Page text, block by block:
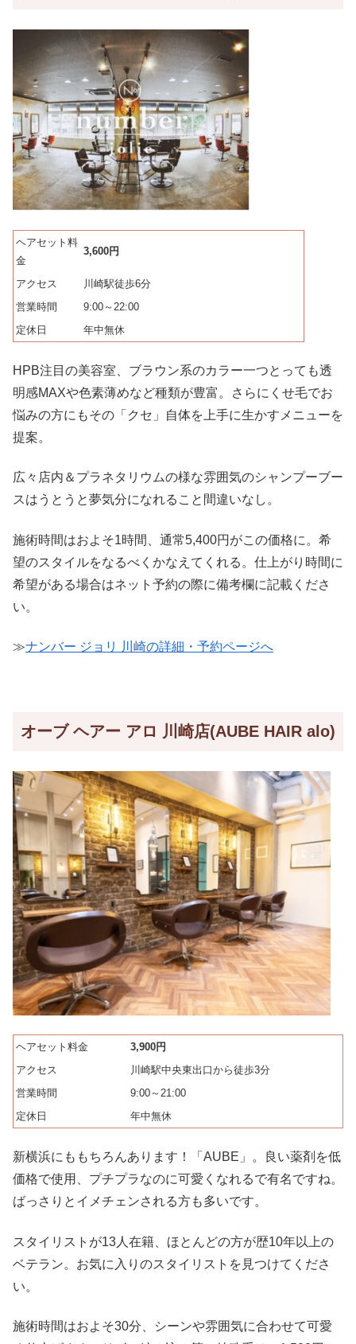
ヘアセット料
金
3,600円
アクセス
川崎駅徒歩6分
営業時間
9:00～22:00
定休日
年中無休
HPB注目の美容室、ブラウン系のカラー一つとっても透
明感MAXや色素薄めなど種類が豊富。さらにくせ毛でお
悩みの方にもその「クセ」自体を上手に生かすメニューを
提案。
広々店内＆プラネタリウムの様な雰囲気のシャンプーブー
スはうとうと夢気分になれること間違いなし。
施術時間はおよそ1時間、通常5,400円がこの価格に。希
望のスタイルをなるべくかなえてくれる。仕上がり時間に
希望がある場合はネット予約の際に備考欄に記載くださ
い。
≫ナンバー ジョリ 川崎の詳細・予約ページへ
オーブ ヘアー アロ 川崎店(AUBE HAIR alo)
ヘアセット料金
3,900円
アクセス
川崎駅中央東出口から徒歩3分
営業時間
9:00～21:00
定休日
年中無休
新横浜にももちろんあります！「AUBE」。良い薬剤を低
価格で使用、プチプラなのに可愛くなれるで有名ですね。
ばっさりとイメチェンされる方も多いです。
スタイリストが13人在籍、ほとんどの方が歴10年以上の
ベテラン。お気に入りのスタイリストを見つけてくださ
い。
施術時間はおよそ30分、シーンや雰囲気に合わせて可愛